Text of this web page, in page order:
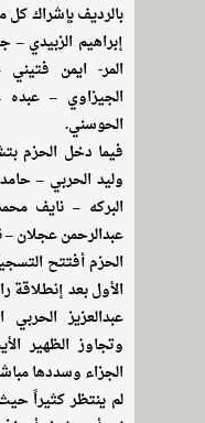
بالرديف بإشراك
إبراهيم الزبيدي
المر- ايمن
الجيزاوي –
الحوسني.
فيما دخل الحزم
وليد الحربي –
البركه – نايف
عبدالرحمن عجلان –
الأول بعد
عبدالعزيز
وتجاوز الظهير
الجزاء وسددها
لم ينتظر كثيراً